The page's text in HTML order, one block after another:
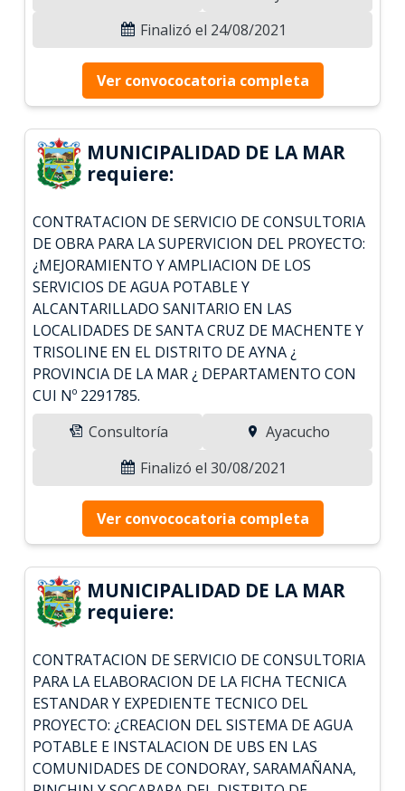
Finalizó el 24/08/2021
Ver convococatoria completa
MUNICIPALIDAD DE LA MAR
requiere:
CONTRATACION DE SERVICIO DE CONSULTORIA
DE OBRA PARA LA SUPERVICION DEL PROYECTO:
¿MEJORAMIENTO Y AMPLIACION DE LOS
SERVICIOS DE AGUA POTABLE Y
ALCANTARILLADO SANITARIO EN LAS
LOCALIDADES DE SANTA CRUZ DE MACHENTE Y
TRISOLINE EN EL DISTRITO DE AYNA ¿
PROVINCIA DE LA MAR ¿ DEPARTAMENTO CON
CUI Nº 2291785.
Consultoría
Ayacucho
Finalizó el 30/08/2021
Ver convococatoria completa
MUNICIPALIDAD DE LA MAR
requiere:
CONTRATACION DE SERVICIO DE CONSULTORIA
PARA LA ELABORACION DE LA FICHA TECNICA
ESTANDAR Y EXPEDIENTE TECNICO DEL
PROYECTO: ¿CREACION DEL SISTEMA DE AGUA
POTABLE E INSTALACION DE UBS EN LAS
COMUNIDADES DE CONDORAY, SARAMAÑANA,